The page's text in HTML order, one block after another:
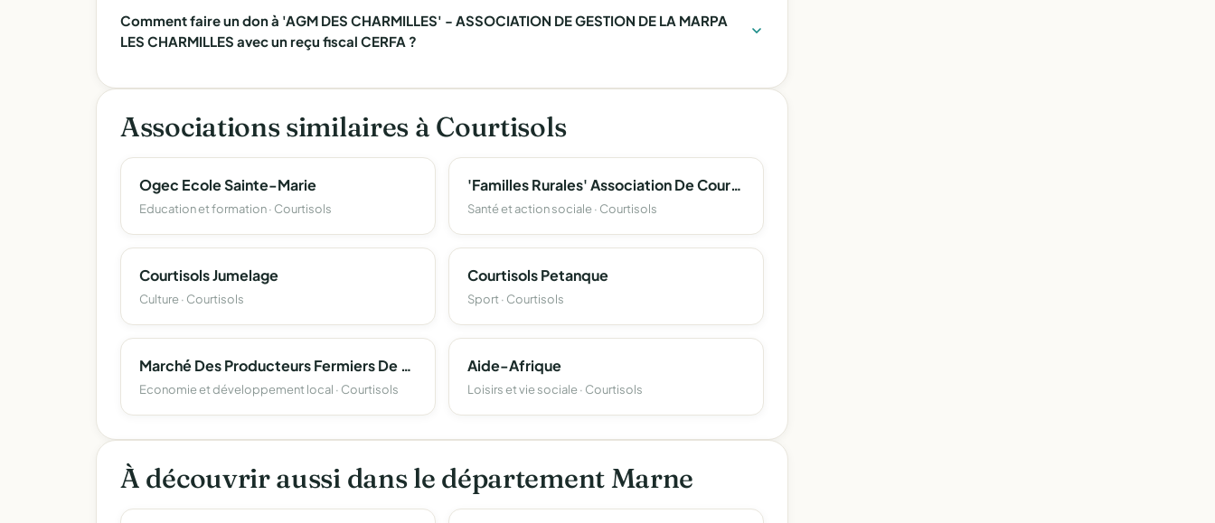
Comment faire un don à 'AGM DES CHARMILLES' - ASSOCIATION DE GESTION DE LA MARPA
LES CHARMILLES avec un reçu fiscal CERFA ?
Associations similaires à Courtisols
Ogec Ecole Sainte-Marie
Education et formation · Courtisols
'Familles Rurales' Association De Courtisols
Santé et action sociale · Courtisols
Courtisols Jumelage
Culture · Courtisols
Courtisols Petanque
Sport · Courtisols
Marché Des Producteurs Fermiers De Courtisols
Economie et développement local · Courtisols
Aide-Afrique
Loisirs et vie sociale · Courtisols
À découvrir aussi dans le département Marne